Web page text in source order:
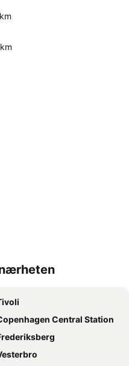
km
km
Central Station